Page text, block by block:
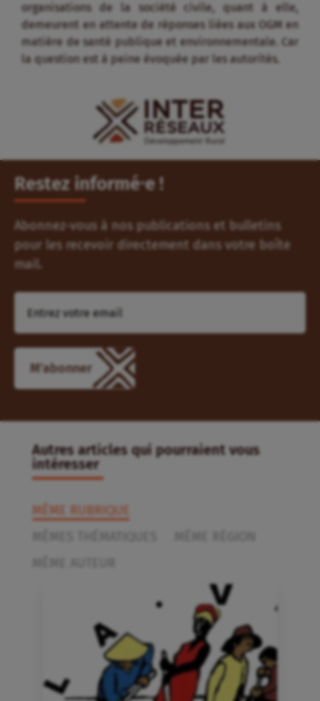
organisations de la société civile, quant à elle,
demeurent en attente de réponses liées aux OGM en
matière de santé publique et environnementale. Car
la question est à peine évoquée par les autorités.
Restez informé⸱e !
Abonnez-vous à nos publications et bulletins
pour les recevoir directement dans votre boîte
mail.
M'abonner
Autres articles qui pourraient vous
intéresser
MÊME RUBRIQUE